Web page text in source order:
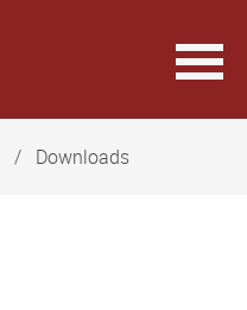
Downloads